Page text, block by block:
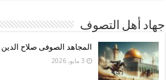
جهاد أهل التصوف
المجاهد الصوفى صلاح
3 مايو، 2026